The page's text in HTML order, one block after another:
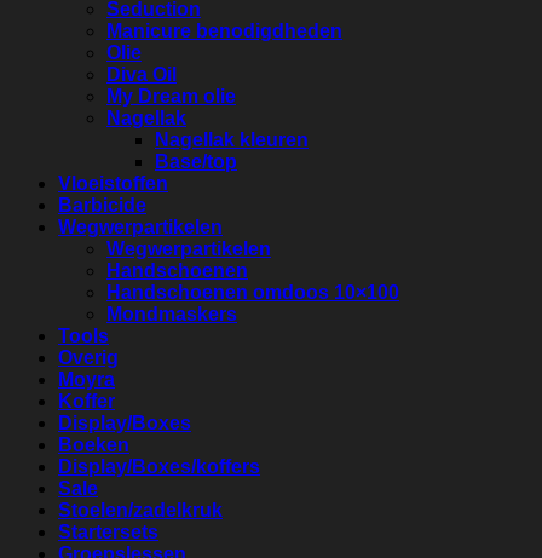
Seduction
Manicure benodigdheden
Olie
Diva Oil
My Dream olie
Nagellak
Nagellak kleuren
Base/top
Vloeistoffen
Barbicide
Wegwerpartikelen
Wegwerpartikelen
Handschoenen
Handschoenen omdoos 10×100
Mondmaskers
Tools
Overig
Moyra
Koffer
Display/Boxes
Boeken
Display/Boxes/koffers
Sale
Stoelen/zadelkruk
Startersets